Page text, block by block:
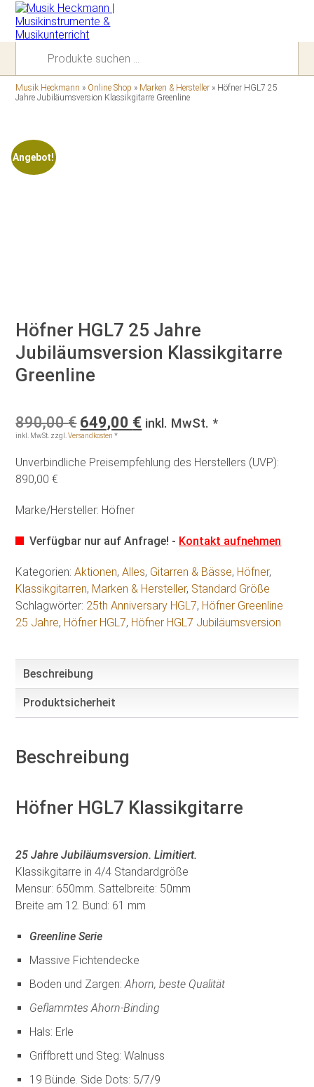
Musik Heckmann » Online Shop » Marken & Hersteller » Höfner HGL7 25
Jahre Jubiläumsversion Klassikgitarre Greenline
Angebot!
Höfner HGL7 25 Jahre
Jubiläumsversion Klassikgitarre
Greenline
890,00€ Ursprünglicher
Preis
war:
890,00 €
649,00 € Aktueller
ist:
649,00 €.
inkl. MwSt. *
inkl. MwSt. zzgl.Versandkosten *
Unverbindliche Preisempfehlung des Herstellers (UVP):
890,00 €
Marke/Hersteller: Höfner
Verfügbar nur auf Anfrage! - Kontakt aufnehmen
Kategorien:Aktionen,Alles, Gitarren & Bässe, Höfner,
Klassikgitarren, Marken & Hersteller, Standard Größe
Schlagwörter: 25th Anniversary HGL7, Höfner Greenline
25 Jahre, Höfner HGL7, Höfner HGL7 Jubiläumsversion
Beschreibung
Produktsicherheit
Beschreibung
Höfner HGL7 Klassikgitarre
25 Jahre Jubiläumsversion. Limitiert.
Klassikgitarre in 4/4 Standardgröße
Mensur: 650mm. Sattelbreite: 50mm
Breite am 12. Bund: 61 mm
Greenline Serie
Massive Fichtendecke
Boden und Zargen:Ahorn, beste Qualität
Geflammtes Ahorn-Binding
Hals: Erle
Griffbrett und Steg: Walnuss
19 Bünde. Side Dots: 5/7/9